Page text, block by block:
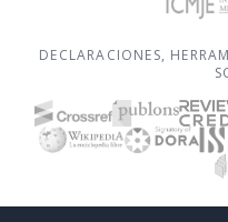
DECLARACIONES,